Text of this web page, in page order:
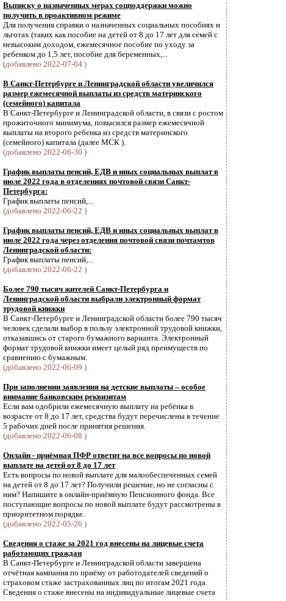
Выписку о назначенных мерах соцподдержки можно
получить в проактивном режиме
Для получения справки о назначенных социальных пособиях и
льготах (таких как пособие на детей от 8 до 17 лет для семей с
невысоким доходом, ежемесячное пособие по уходу за
ребенком до 1,5 лет, пособие для беременных,...
(добавлено 2022-07-04 )
В Санкт-Петербурге и Ленинградской области увеличился
размер ежемесячной выплаты из средств материнского
(семейного) капитала
В Санкт-Петербурге и Ленинградской области, в связи с ростом
прожиточного минимума, повысился размер ежемесячной
выплаты на второго ребенка из средств материнского
(семейного) капитала (далее МСК ).
(добавлено 2022-06-30 )
График выплаты пенсий, ЕДВ и иных социальных выплат в
июле 2022 года в отделениях почтовой связи Санкт-
Петербурга:
График выплаты пенсий,...
(добавлено 2022-06-22 )
График выплаты пенсий, ЕДВ и иных социальных выплат в
июле 2022 года через отделения почтовой связи почтамтов
Ленинградской области:
График выплаты пенсий,...
(добавлено 2022-06-22 )
Более 790 тысяч жителей Санкт-Петербурга и
Ленинградской области выбрали электронный формат
трудовой книжки
В Санкт-Петербурге и Ленинградской области более 790 тысяч
человек сделали выбор в пользу электронной трудовой книжки,
отказавшись от старого бумажного варианта. Электронный
формат трудовой книжки имеет целый ряд преимуществ по
сравнению с бумажным.
(добавлено 2022-06-09 )
При заполнении заявления на детские выплаты – особое
внимание банковским реквизитам
Если вам одобрили ежемесячную выплату на ребёнка в
возрасте от 8 до 17 лет, средства будут перечислены в течение
5 рабочих дней после принятия решения.
(добавлено 2022-06-08 )
Онлайн - приёмная ПФР ответит на все вопросы по новой
выплате на детей от 8 до 17 лет
Есть вопросы по новой выплате для малообеспеченных семей
на детей от 8 до 17 лет? Получили решение, но не согласны с
ним? Напишите в онлайн-приёмную Пенсионного фонда. Все
поступающие вопросы по новой выплате будут рассмотрены в
приоритетном порядке.
(добавлено 2022-05-26 )
Сведения о стаже за 2021 год внесены на лицевые счета
работающих граждан
В Санкт-Петербурге и Ленинградской области завершена
отчётная кампания по приёму от работодателей сведений о
страховом стаже застрахованных лиц по итогам 2021 года.
Cведения о стаже внесены на индивидуальные лицевые счета